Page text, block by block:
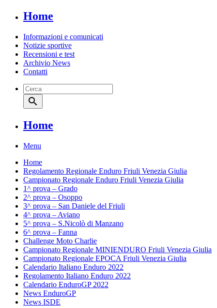
Home
Informazioni e comunicati
Notizie sportive
Recensioni e test
Archivio News
Contatti
search
Home
Menu
Home
Regolamento Regionale Enduro Friuli Venezia Giulia
Campionato Regionale Enduro Friuli Venezia Giulia
1^ prova – Grado
2^ prova – Osoppo
3^ prova – San Daniele del Friuli
4^ prova – Aviano
5^ prova – S.Nicolò di Manzano
6^ prova – Fanna
Challenge Moto Charlie
Campionato Regionale MINIENDURO Friuli Venezia Giulia
Campionato Regionale EPOCA Friuli Venezia Giulia
Calendario Italiano Enduro 2022
Regolamento Italiano Enduro 2022
Calendario EnduroGP 2022
News EnduroGP
News ISDE